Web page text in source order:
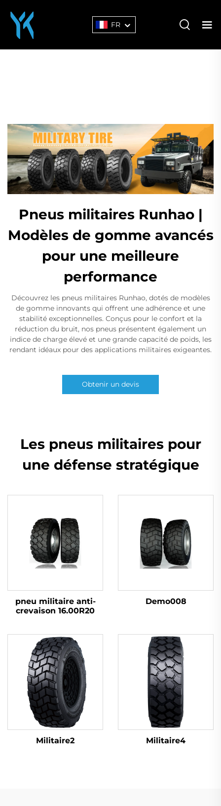
FR
Pneus militaires Runhao |
Modèles de gomme avancés
pour une meilleure
performance
Découvrez les pneus militaires Runhao, dotés de modèles
de gomme innovants qui offrent une adhérence et une
stabilité exceptionnelles. Conçus pour le confort et la
réduction du bruit, nos pneus présentent également un
indice de charge élevé et une grande capacité de poids, les
rendant idéaux pour des applications militaires exigeantes.
Obtenir un devis
Les pneus militaires pour
une défense stratégique
pneu militaire anti-
crevaison 16.00R20
Demo008
Militaire2 Militaire4